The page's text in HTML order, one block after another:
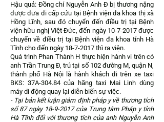
Hậu quả: Đồng chí Nguyễn Anh Đ bị thương nặng
được đưa đi cấp cứu tại Bệnh viện đa khoa thị xã
Hồng Lĩnh, sau đó chuyển đến điều trị tại Bệnh
viện hữu nghị Việt Đức, đến ngày 10-7-2017được
chuyển về điều trị tại Bệnh viện đa khoa tỉnh Hà
Tĩnh cho đến ngày 18-7-2017 thì ra viện.
Quá trình Phan Thành H thực hiện hành vi trên có
anh Trần Trung Đ, trú tại số 102 đường M, quận N,
thành phố Hà Nội là hành khách đi trên xe taxi
BKS: 37A-304.84 của hãng taxi Mai Linh dùng
máy di động quay lại diễn biến sự việc.
- Tại bản kết luận giám định pháp y về thương tích
số 87 ngày 18-9-2017của Trung tâm Pháp y tỉnh
Hà Tĩnh đối với thương tích của anh Nguyễn Anh